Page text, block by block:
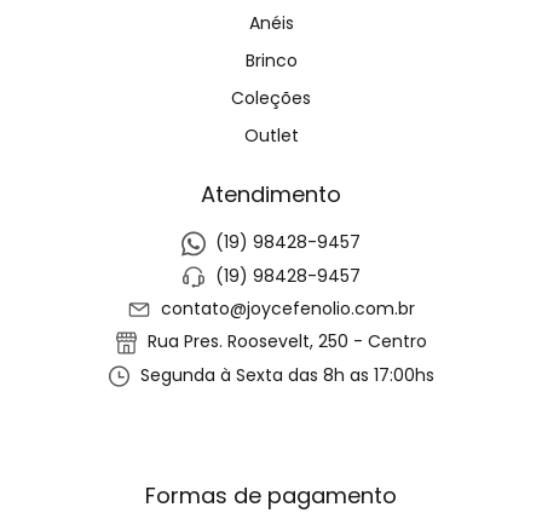
Anéis
Brinco
Coleções
Outlet
Atendimento
(19) 98428-9457
(19) 98428-9457
contato@joycefenolio.com.br
Rua Pres. Roosevelt, 250 - Centro
Segunda à Sexta das 8h as 17:00hs
Formas de pagamento